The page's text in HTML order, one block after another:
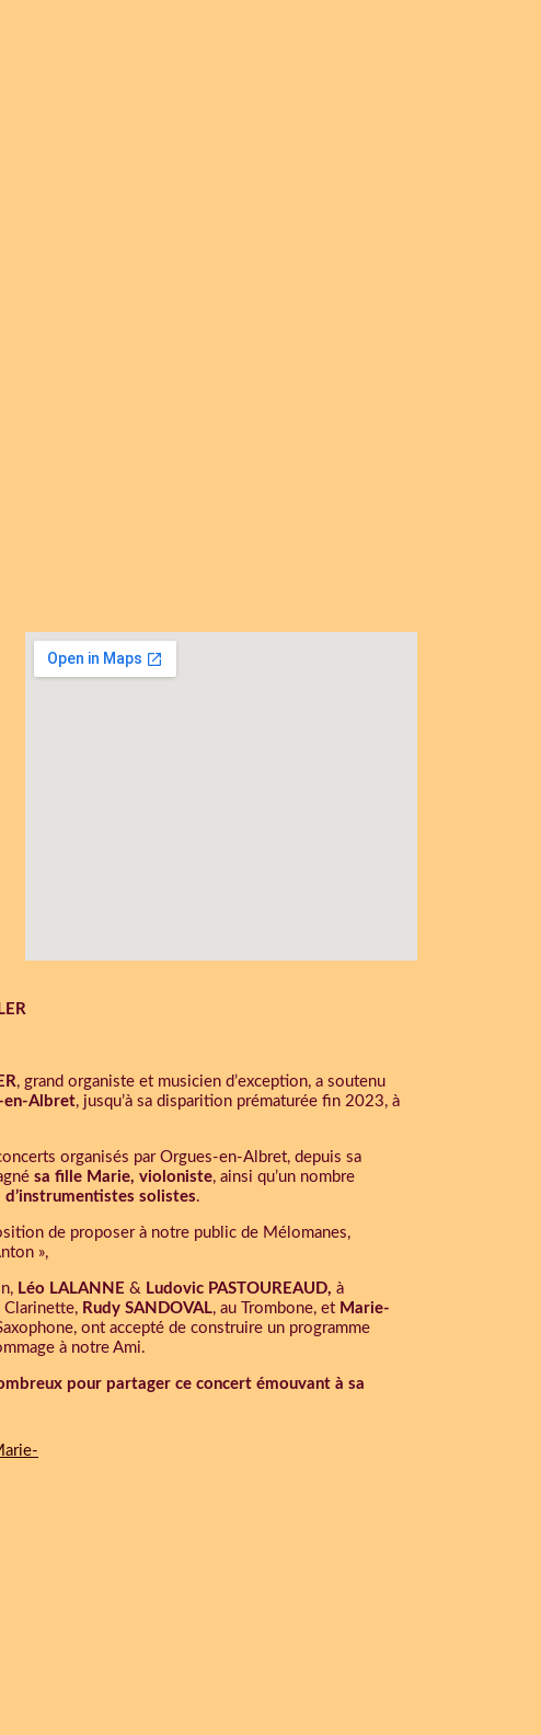
, grand organiste et musicien d’exception, a soutenu
en-Albret, jusqu’à sa disparition prématurée fin 2023, à
organisés par Orgues-en-Albret, depuis sa
sa fille Marie, violoniste, ainsi qu’un nombre
d’instrumentistes solistes.
de proposer à notre public de Mélomanes,
»,
Léo LALANNE & Ludovic PASTOUREAUD, à
Clarinette, Rudy SANDOVAL, au Trombone, et Marie-
ont accepté de construire un programme
à notre Ami.
pour partager ce concert émouvant à sa